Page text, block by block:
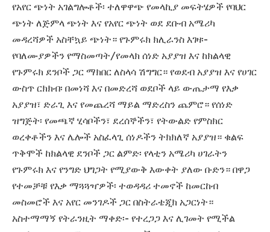
የአየር ጭነት አገልግሎቶች፡ ተለዋዋጭ የመላኪያ መፍትሄዎች የባህር
ጭነት ለጅምላ ጭነት እና የአየር ጭነት ወደ ደቡብ አሜሪካ
መዳረሻዎች አስቸኳይ ጭነት። የጉምሩክ ክሊራንስ እገዛ፡-
የባለሙያዎችን የማስመጣት/የመላክ ሰነድ አያያዝ እና ከክልላዊ
የጉምሩክ ደንቦች ጋር ማክበር ለስላሳ ሽግግር። የወደብ አያያዝ እና የሀገር
ውስጥ ርክክብ፡ በመነሻ እና በመድረሻ ወደቦች ላይ ውጤታማ የእቃ
አያያዝ፣ ድራጊ እና የመጨረሻ ማይል ማድረስን ጨምሮ። የሰነድ
ዝግጅት፡ የመጫኛ ሂሳቦችን፣ ደረሰኞችን፣ የትውልድ የምስክር
ወረቀቶችን እና ሌሎች አስፈላጊ ሰነዶችን ትክክለኛ አያያዝ። ቁልፍ
ጥቅሞች ከክልላዊ ደንቦች ጋር ልምድ፡ የላቲን አሜሪካ ሀገራትን
የጉምሩክ እና የንግድ ህግጋት የሚያውቅ እውቀት ያለው ቡድን። በዋጋ
የተመቻቹ የእቃ ማጓጓዣዎች፡ ተወዳዳሪ ተመኖች ከመርከብ
መስመሮች እና አየር መንገዶች ጋር በስትራቴጂክ አጋርነት።
አስተማማኝ የትራንዚት ማቀድ፡- የተረጋጋ እና ሊገመት የሚችል